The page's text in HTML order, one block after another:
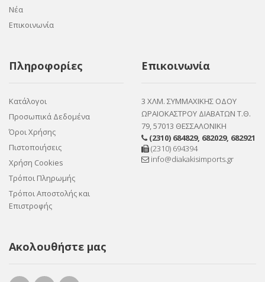
Νέα
Επικοινωνία
Πληροφορίες
Κατάλογοι
Προσωπικά Δεδομένα
Όροι Χρήσης
Πιστοποιήσεις
Χρήση Cookies
Τρόποι Πληρωμής
Τρόποι Αποστολής και
Επιστροφής
Επικοινωνία
3 ΧΛΜ. ΣΥΜΜΑΧΙΚΗΣ ΟΔΟΥ
ΩΡΑΙΟΚΑΣΤΡΟΥ ΔΙΑΒΑΤΩΝ Τ.Θ.
79, 57013 ΘΕΣΣΑΛΟΝΙΚΗ
(2310) 684829, 682029, 682921
(2310) 694394
info@diakakisimports.gr
Ακολουθήστε μας